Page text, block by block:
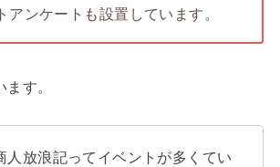
アンケートも設置しています。
す。
人放浪記ってイベントが多くてい